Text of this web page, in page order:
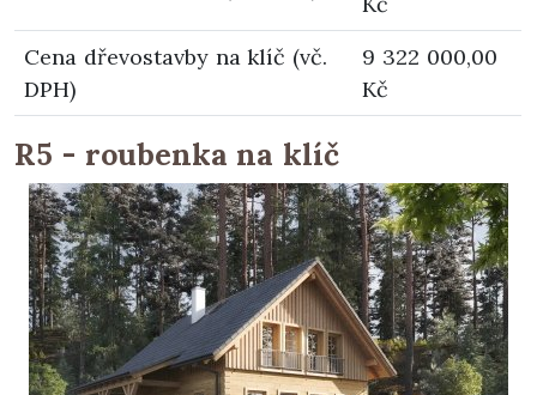
Cena dřevostavby na klíč (vč.
DPH)
9 322 000,00
Kč
R5 - roubenka na klíč